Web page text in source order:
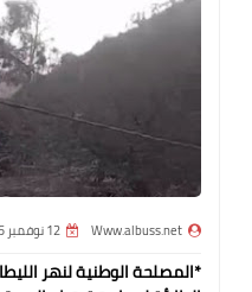
Www.albuss.net 12 نوفمبر 2025
*المصلحة الوطنية لنهر